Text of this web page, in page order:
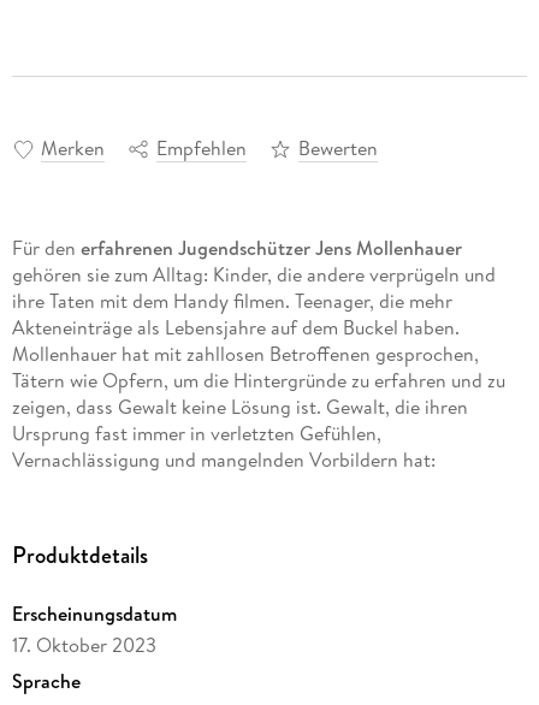
Merken Empfehlen Bewerten
Für den erfahrenen Jugendschützer Jens Mollenhauer
gehören sie zum Alltag: Kinder, die andere verprügeln und
ihre Taten mit dem Handy filmen. Teenager, die mehr
Akteneinträge als Lebensjahre auf dem Buckel haben.
Mollenhauer hat mit zahllosen Betroffenen gesprochen,
Tätern wie Opfern, um die Hintergründe zu erfahren und zu
zeigen, dass Gewalt keine Lösung ist. Gewalt, die ihren
Ursprung fast immer in verletzten Gefühlen,
Vernachlässigung und mangelnden Vorbildern hat:
Produktdetails
Erscheinungsdatum
17. Oktober 2023
Sprache